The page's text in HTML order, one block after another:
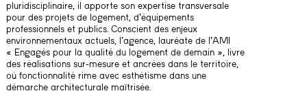
pluridisciplinaire, il apporte son expertise transversale
pour des projets de logement, d’équipements
professionnels et publics. Conscient des enjeux
environnementaux actuels, l’agence, lauréate de l’AMI
« Engagés pour la qualité du logement de demain », livre
des réalisations sur-mesure et ancrées dans le territoire,
où fonctionnalité rime avec esthétisme dans une
démarche architecturale maîtrisée.